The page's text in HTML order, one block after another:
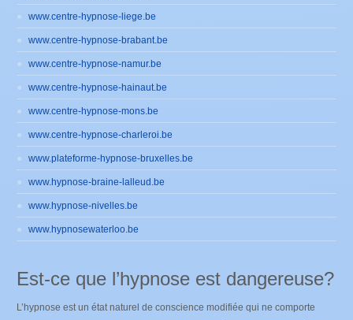
www.centre-hypnose-liege.be
www.centre-hypnose-brabant.be
www.centre-hypnose-namur.be
www.centre-hypnose-hainaut.be
www.centre-hypnose-mons.be
www.centre-hypnose-charleroi.be
www.plateforme-hypnose-bruxelles.be
www.hypnose-braine-lalleud.be
www.hypnose-nivelles.be
www.hypnosewaterloo.be
Est-ce que l’hypnose est dangereuse?
L’hypnose est un état naturel de conscience modifiée qui ne comporte